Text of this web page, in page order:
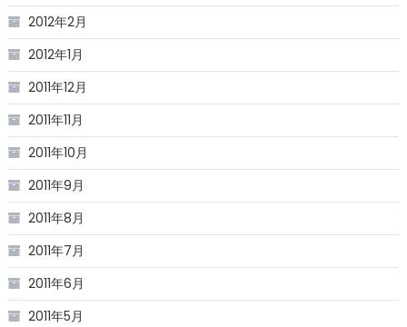
2012年2月
2012年1月
2011年12月
2011年11月
2011年10月
2011年9月
2011年8月
2011年7月
2011年6月
2011年5月